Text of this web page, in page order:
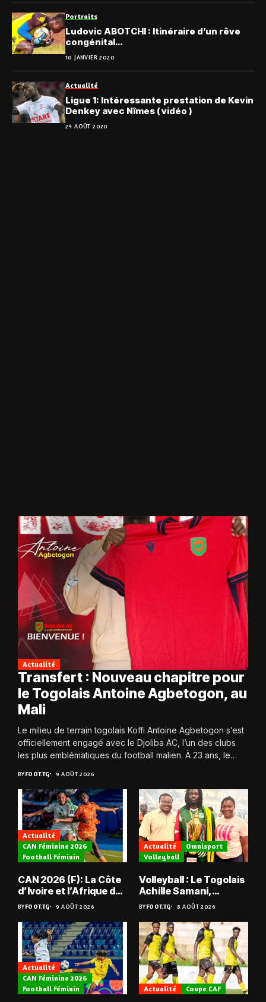
Portraits
Ludovic ABOTCHI : Itinéraire d’un rêve
congénital…
10 JANVIER 2020
Actualité
Ligue 1: Intéressante prestation de Kevin
Denkey avec Nîmes ( vidéo )
24 AOÛT 2020
Actualité
Transfert : Nouveau chapitre pour
le Togolais Antoine Agbetogon, au
Mali
Le milieu de terrain togolais Koffi Antoine Agbetogon s’est
officiellement engagé avec le Djoliba AC, l’un des clubs
les plus emblématiques du football malien. À 23 ans, le
BYFOOT.TG 9 AOÛT 2026
Actualité
CAN Féminine 2026
Football Féminin
CAN 2026 (F): La Côte
d’Ivoire et l’Afrique du
Sud tombent
BYFOOT.TG 9 AOÛT 2026
Actualité
Omnisport
Volleyball
Volleyball : Le Togolais
Achille Samani,
champion du Bénin !
BYFOOT.TG 8 AOÛT 2026
Actualité
CAN Féminine 2026
Football Féminin
Actualité Coupe CAF